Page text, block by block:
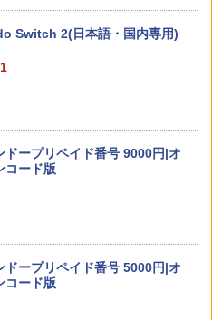
ョウ]
典】切り取れるクリアカード)
自で＋P10倍★要エントリー】
[Switch2] マリオカート ワール
ージュソフト:プレイステーシ
フト／アクション・ゲーム
調節 profreek バージョン2 PS4
switch プロコン対応【定
済み 日本製 しまリス堂
PS4 NS pro Aoi 凹型 FPS
/ PS5 Pro シリーズ用 横置きス
525 | プレステ5 プレーステ
5 本体 横向き スタンド ゲーム
横置き コンパクト
ケース 即納 スイッチ2 Nintend
Lite 対応 スイッチ スイッチツ
新型 ジョイコン ソフト ケーブ
イ＋純正ケース]
Blu－ray ファインディング・
/ アニメ / Happinet [Bl
配便出荷】
Switch 2(日本語・国内専用)
ドープリペイド番号 9000円|オ
コード版
ドープリペイド番号 5000円|オ
コード版